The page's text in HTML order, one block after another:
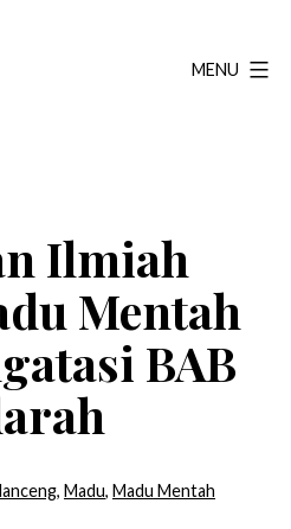
MENU
Ilmiah
Mentah
BAB
, Madu, Madu Mentah